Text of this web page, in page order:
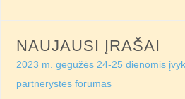
NAUJAUSI ĮRAŠAI
2023 m. gegužės 24-25 dienomis
partnerystės forumas